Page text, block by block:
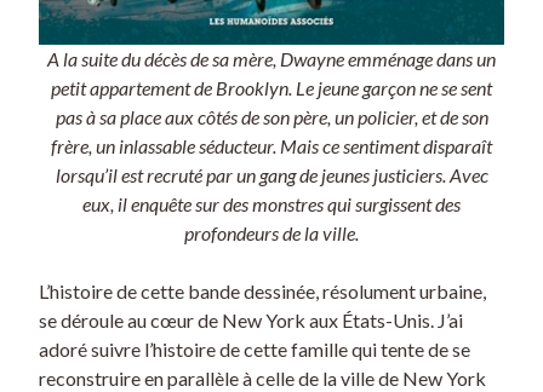
A la suite du décès de sa mère, Dwayne emménage dans un
petit appartement de Brooklyn. Le jeune garçon ne se sent
pas à sa place aux côtés de son père, un policier, et de son
frère, un inlassable séducteur. Mais ce sentiment disparaît
lorsqu’il est recruté par un gang de jeunes justiciers. Avec
eux, il enquête sur des monstres qui surgissent des
profondeurs de la ville.
L’histoire de cette bande dessinée, résolument urbaine,
se déroule au cœur de New York aux États-Unis. J’ai
adoré suivre l’histoire de cette famille qui tente de se
reconstruire en parallèle à celle de la ville de New York